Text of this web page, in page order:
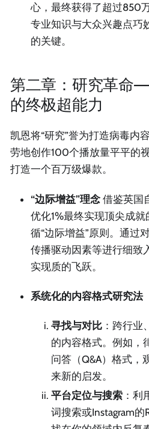
心，最终获得了超过850
专业知识与大众兴趣点巧
的关键。
第二章：研究革命
的终极超能力
凯恩将“研究”誉为打造病毒内
劳地创作100个播放量平平的
打造一个百万级爆款。
“边际增益”理念 借鉴英国
优化1%最终实现顶尖成
循“边际增益”原则。通过
传播驱动因素等进行细致
实现质的飞跃。
系统化的内容格式研究法
寻找与对比 ：跨行业
的内容格式。例如，
问答（Q&A）格式，
来新的启发。
平台定位与搜索 ：利
词搜索或Instagram